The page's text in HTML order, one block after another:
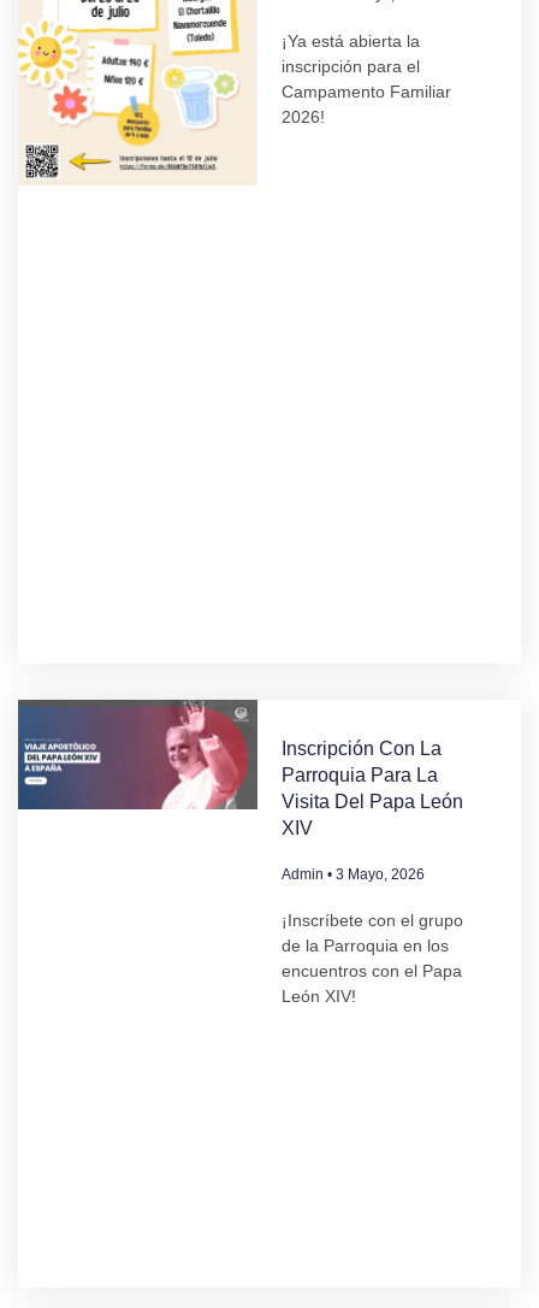
¡Ya está abierta la
inscripción para el
Campamento Familiar
2026!
Inscripción Con La
Parroquia Para La
Visita Del Papa León
XIV
Admin 3 Mayo, 2026
¡Inscríbete con el grupo
de la Parroquia en los
encuentros con el Papa
León XIV!